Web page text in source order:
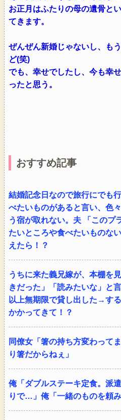
お正月はふたりの母の遺骨と
てきます。
ぜんぜん新婚じゃないし、も
ど(笑)
でも、幸せでしたし、今も幸
ったと思う。
おすすめ記事
結婚記念日なので旅行にでも
べたいものがあると言い、色
う宿が取れない。夫 「このプ
たいところや食べたいものな
えたら！？
うちに来た義兄嫁が、本棚を
きだった」「読みたいな」と
以上無期限で貸し出した→す
かかってきて！？
同僚女「箸の持ち方変わって
り箸だからねぇ」
俺「ダブルステーキ定食。派
りで…」俺「一緒のものを頼